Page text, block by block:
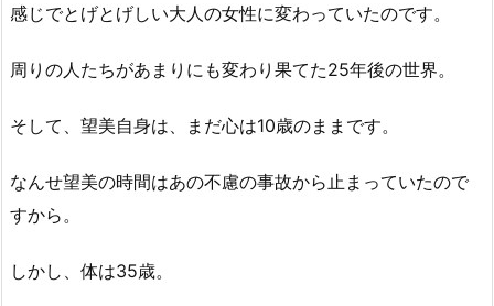
感じでとげとげしい大人の女性に変わっていたのです。
周りの人たちがあまりにも変わり果てた25年後の世界。
そして、望美自身は、まだ心は10歳のままです。
なんせ望美の時間はあの不慮の事故から止まっていたので
すから。
しかし、体は35歳。